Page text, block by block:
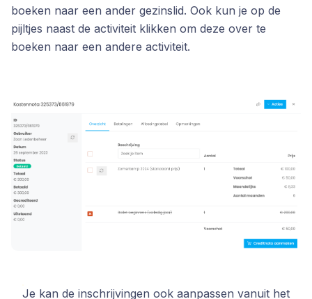
boeken naar een ander gezinslid. Ook kun je op de
pijltjes naast de activiteit klikken om deze over te
boeken naar een andere activiteit.
Je kan de inschrijvingen ook aanpassen vanuit het